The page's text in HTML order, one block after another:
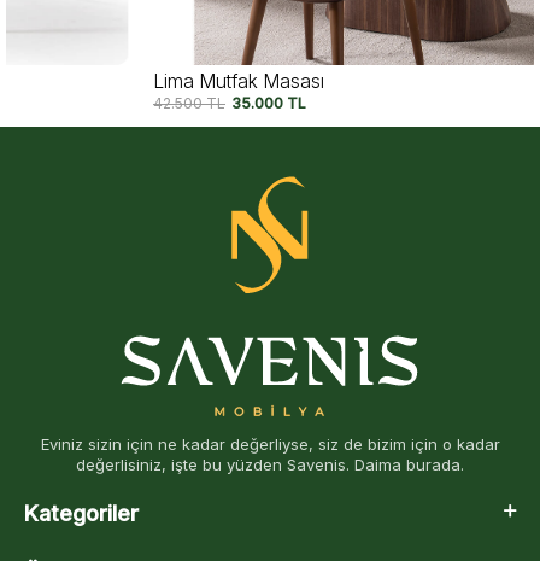
Lima Mutfak Masası
TL
Eviniz sizin için ne kadar değerliyse, siz de bizim için o kadar
değerlisiniz, işte bu yüzden Savenis. Daima burada.
Kategoriler